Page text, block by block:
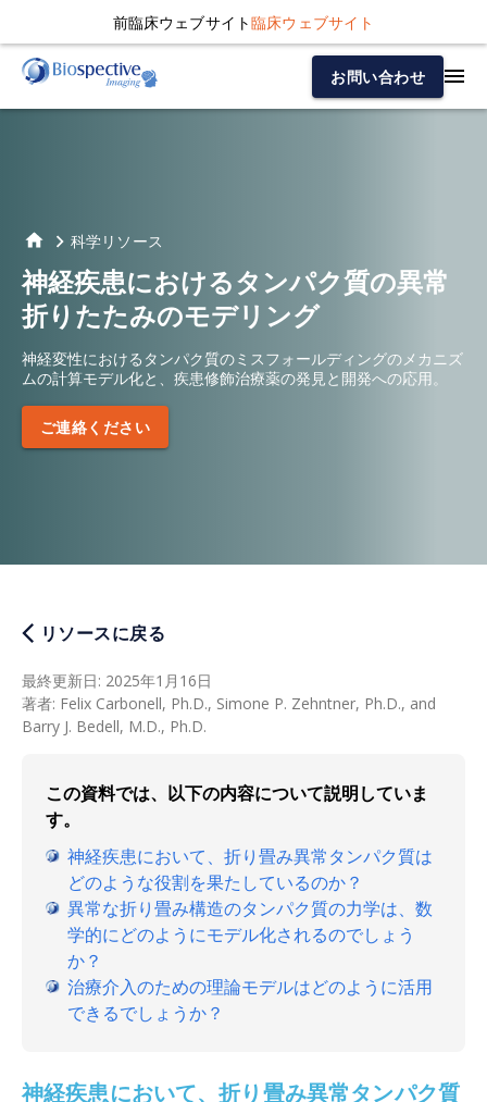
前臨床ウェブサイト臨床ウェブサイト
お問い合わせ
科学リソース
神経疾患におけるタンパク質の異常
折りたたみのモデリング
神経変性におけるタンパク質のミスフォールディングのメカニズ
ムの計算モデル化と、疾患修飾治療薬の発見と開発への応用。
ご連絡ください
リソースに戻る
最終更新日: 2025年1月16日
著者: Felix Carbonell, Ph.D., Simone P. Zehntner, Ph.D., and
Barry J. Bedell, M.D., Ph.D.
この資料では、以下の内容について説明していま
す。
神経疾患において、折り畳み異常タンパク質は
どのような役割を果たしているのか？
異常な折り畳み構造のタンパク質の力学は、数
学的にどのようにモデル化されるのでしょう
か？
治療介入のための理論モデルはどのように活用
できるでしょうか？
神経疾患において、折り畳み異常タンパク質